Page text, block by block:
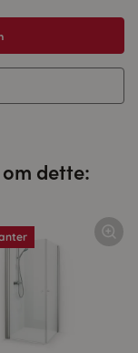
dette: